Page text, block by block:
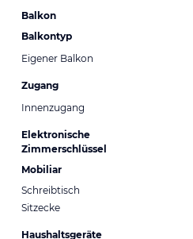
Balkon
Balkontyp
Eigener Balkon
Zugang
Innenzugang
Elektronische
Zimmerschlüssel
Mobiliar
Schreibtisch
Sitzecke
Haushaltsgeräte